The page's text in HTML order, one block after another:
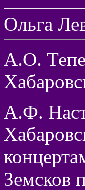
Ольга
А.О.
А.Ф.
Земсков